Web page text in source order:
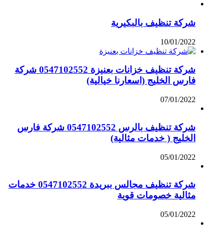
شركة تنظيف بالبكيرية
10/01/2022
شركة تنظيف خزانات بعنيزة 0547102552 شركة
فارس الخليج (اسعارنا خيالية)
07/01/2022
شركة تنظيف بالرس 0547102552 شركة فارس
الخليج ( خدمات مثالية)
05/01/2022
شركة تنظيف مجالس ببريدة 0547102552 خدمات
مثالية خصومات قوية
05/01/2022